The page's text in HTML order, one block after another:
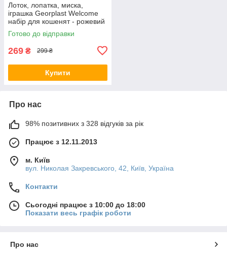
Лоток, лопатка, миска,
іграшка Georplast Welcome
набір для кошенят - рожевий
Готово до відправки
269 ₴ 299 ₴
Купити
Про нас
98% позитивних з 328 відгуків за рік
Працює з 12.11.2013
м. Київ
вул. Николая Закревського, 42, Київ, Україна
Контакти
Сьогодні працює з 10:00 до 18:00
Показати весь графік роботи
Про нас